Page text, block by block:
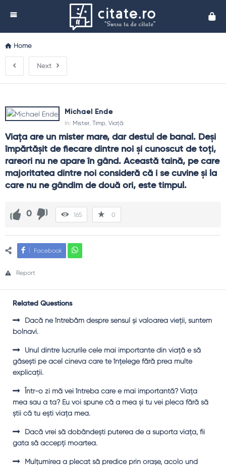
Home
Next
Michael Ende
In: Mister, Timp, Viață
Viaţa are un mister mare, dar destul de banal. Deşi
împărtăşit de fiecare dintre noi şi cunoscut de toţi,
rareori nu ne apare în gând. Această taină, pe care
majoritatea dintre noi consideră că i se cuvine şi la
care nu ne gândim de două ori, este timpul.
0 165 0
Facebook
Report
Related Questions
Dacă ne întrebăm despre sensul şi valoarea vieţii, suntem
bolnavi.
Unul dintre lucrurile cele mai importante din viaţă e să
găseşti pe acel cineva care te înţelege fără prea multe
explicaţii.
Într-o zi mă vei întreba care e mai importantă? Viaţa
mea sau a ta? Eu voi spune că a mea şi tu vei pleca fără să
ştii că tu eşti viaţa mea.
Dacă vrei să dobândeşti puterea de a suporta viaţa, fii
gata să accepţi moartea.
Mulţumirea a plecat să predice prin oraşe, acolo und